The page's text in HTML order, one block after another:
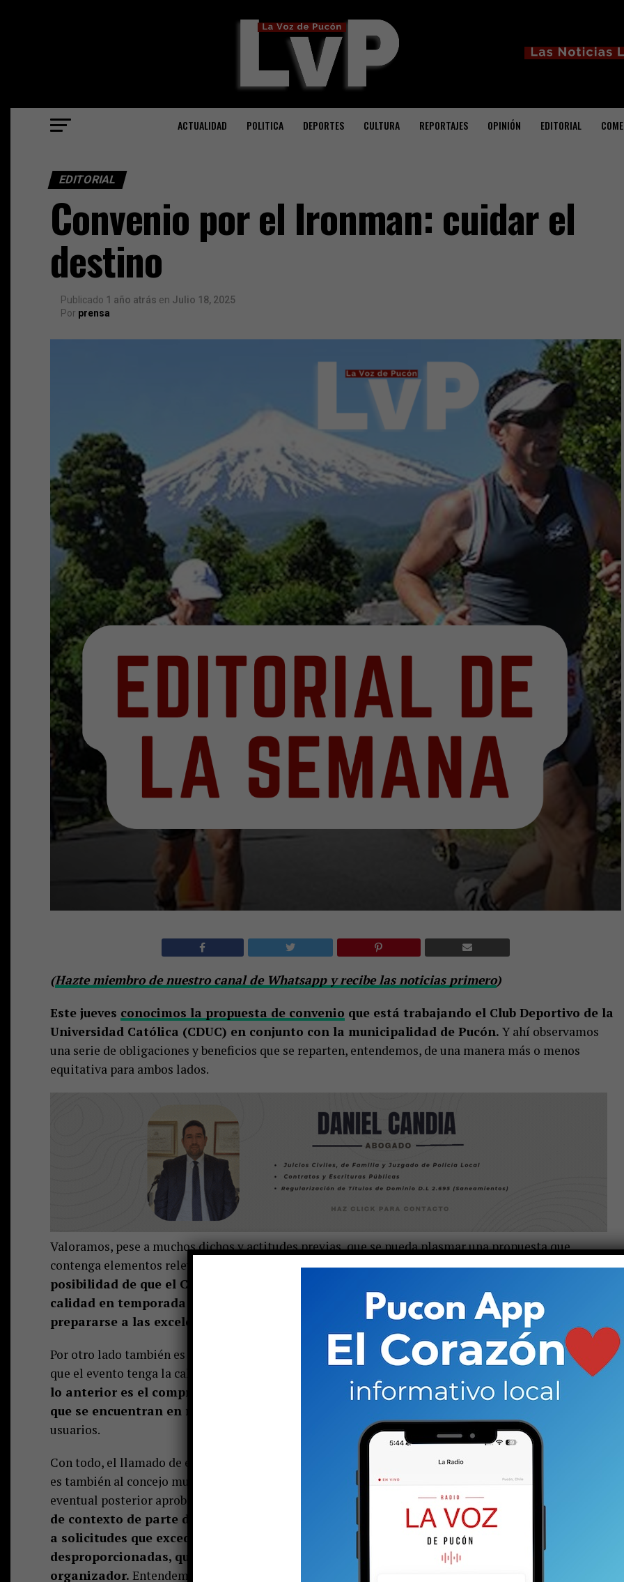
ACTUALIDAD POLITICA DEPORTES CULTURA REPORTAJES OPINIÓN EDITORIAL
EDITORIAL
Convenio por el Ironman: cuidar el
destino
Publicado 1 año atrás en Julio 18, 2025
Por prensa
(Hazte miembro de nuestro canal de Whatsapp y recibe las noticias primero)
Este jueves conocimos la propuesta de convenio que está trabajando el Club Deportivo de la
Universidad Católica (CDUC) en conjunto con la municipalidad de Pucón. Y ahí observamos
una serie de obligaciones y beneficios que se reparten, entendemos, de una manera más o menos
equitativa para ambos lados.
Valoramos, pese a muchos dichos y actitudes previas, que se pueda plasmar una propuesta que
contenga elementos relevantes tanto para unos y otros.Nos llama positivamente la atención la
posibilidad de que el CDUC pueda comprometerse a realizar dos actividades deportivas de
calidad en temporada baja y también que jóvenes promesas del deporte local puedan ir a
prepararse a las excelentes instalaciones
que el club tiene en San Carlos de Apoquindo.
Por otro lado también es positivo que la municipalidad entregue las facilidades correspondientes para
que el evento tenga la calidad que merece la historia de la carrera en Pucón.
Un botón de muestra de
lo anterior es el compromiso de arreglar y pavimentar (si fuese necesario) tramos de vías
que se encuentran en mal estado y son un peligro para los competidores
usuarios.
Con todo, el llamado de esta editorial en general es a cuidar el evento y potenciarlo. Pero en particular
es también al concejo municipal para que sea criterioso y esté a la altura en el proceso de validación y
eventual posterior aprobación.
En algunas sesiones (del concejo) escuchamos ideas algo fuera
de contexto de parte de algunos ediles. En particular llamó la atención esas que apuntaban
a solicitudes que excedían las normas del realismo, con peticiones excéntricas o
desproporcionadas, que muchas veces parecían intentos de torpedear la relación con el club
organizador. Entendemos que pueden ser exabruptos específicos o momentáneos porque no podemos